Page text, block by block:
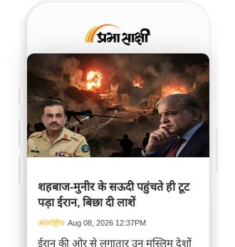
शहबाज-मुनीर के सऊदी पहुंचते ही टूट
पड़ा ईरान, बिछा दी लाशें
अंतर्राष्ट्रीय Aug 08, 2026 12:37PM
ईरान की ओर से लगातार उन मुस्लिम देशों